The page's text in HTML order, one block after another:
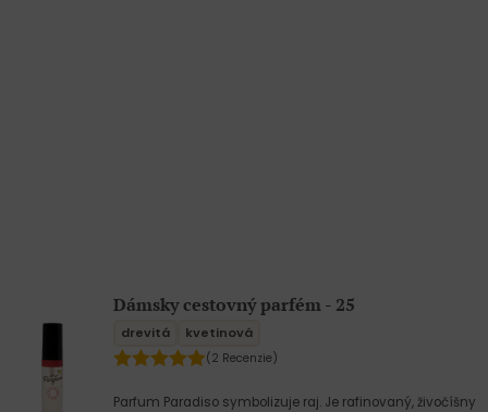
Dámsky cestovný parfém - 25
drevitá kvetinová
(2 Recenzie)
Parfum Paradiso symbolizuje raj. Je rafinovaný, živočíšny